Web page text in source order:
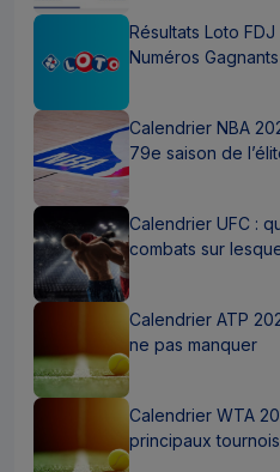
Résultats Loto
Numéros Gagnants
Calendrier NBA
79e saison de
Calendrier UFC :
combats sur
Calendrier ATP
ne pas manquer
Calendrier WTA
principaux